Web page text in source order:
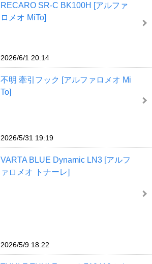
RECARO SR-C BK100H [アルファ
ロメオ MiTo]
2026/6/1 20:14
不明 牽引フック [アルファロメオ Mi
To]
2026/5/31 19:19
VARTA BLUE Dynamic LN3 [アルフ
ァロメオ トナーレ]
2026/5/9 18:22